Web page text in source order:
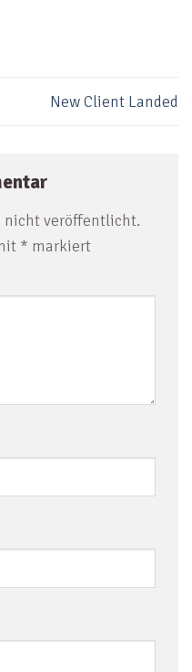
New Client Landed
nicht veröffentlicht.
* markiert